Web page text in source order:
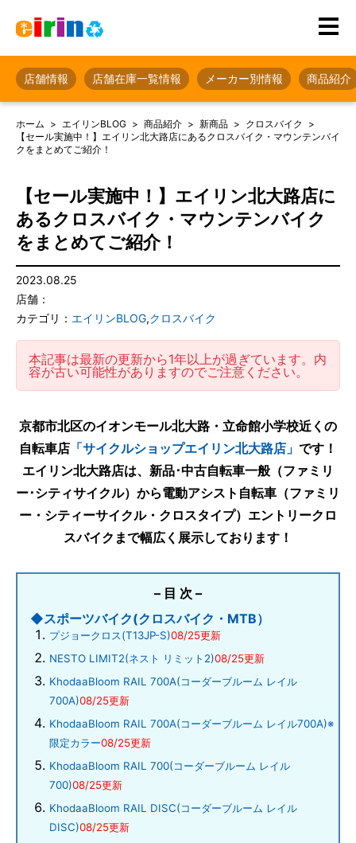
店舗情報 店舗在庫一覧情報 メーカー別情報 商品紹介
ホーム エイリンBLOG 商品紹介 新商品
クロスバイク
【セール実施中！】エイリン北大路店にあるクロスバイク・マウンテンバイ
クをまとめてご紹介！
【セール実施中！】エイリン北大路店に
あるクロスバイク・マウンテンバイク
をまとめてご紹介！
2023.08.25
店舗：
カテゴリ： エイリンBLOG,クロスバイク
本記事は最新の更新から1年以上が過ぎています。内
容が古い可能性がありますのでご注意ください。
京都市北区のイオンモール北大路・立命館小学校近くの
自転車店 「サイクルショップエイリン北大路店」 です！
エイリン北大路店は、新品･中古自転車一般（ファミリ
ー･シティサイクル）から電動アシスト自転車（ファミリ
ー・シティーサイクル・クロスタイプ）エントリークロ
スバイクまで幅広く展示しております！
– 目 次 –
◆スポーツバイク(クロスバイク・MTB）
プジョークロス(T13JP-S)08/25更新
NESTO LIMIT2(ネスト リミット2)08/25更新
KhodaaBloom RAIL 700A(コーダーブルーム レイル
700A)08/25更新
KhodaaBloom RAIL 700A(コーダーブルーム レイル700A)※
限定カラー08/25更新
KhodaaBloom RAIL 700(コーダーブルーム レイル
700)08/25更新
KhodaaBloom RAIL DISC(コーダーブルーム レイル
DISC)08/25更新